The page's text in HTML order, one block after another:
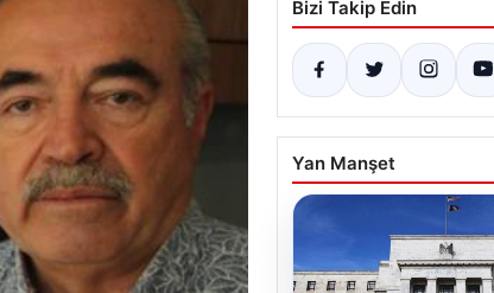
Bizi Takip Edin
Yan Manşet